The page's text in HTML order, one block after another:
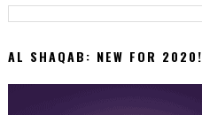
AL SHAQAB: NEW FOR 2020!